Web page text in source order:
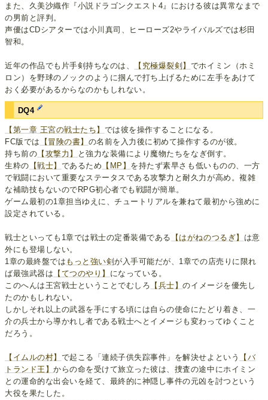
また、久美沙織作『小説ドラゴンクエスト4』における彼は異常なまで
の男前と評判。
声優はCDシアターでは小川真司、ヒーローズ2やライバルズでは杉田
智和。
近年の作品でも片手剣持ちなのは、 【究極爆裂剣】 でホイミン（ホミ
ロン）を野球のノックのように掴んで打ち上げるために左手をあけて
おく必要があるからなのかもしれない。
DQ4
【第一章 王宮の戦士たち】 では彼を操作することになる。
FC版では
【冒険の書】 の名前を入力後に初めて操作するのが彼。
持ち前の 【攻撃力】
と強力な装備により魔物たちをなぎ倒す。
生粋の 【戦士】 であるため 【MP】 を持たず素早さも低いものの、一方
で戦闘において重要なステータスである攻撃力と耐久力が高め。複雑
な補助技もないのでRPG初心者でも戦闘が簡単。
ゲーム最初の1章担当ゆえに、チュートリアルを兼ねて最初から強めに
設定されている。
戦士といっても1章では戦士の定番装備である 【はがねのつるぎ】 は意
外にも登場しない。
1章の最終盤では もっと強い剣が入手可能だが、1章での店売りに限れ
ば最強武器は 【てつのやり】 になっている。
このへんは王宮戦士ということでむしろ 【兵士】のイメージを優先し
たのかもしれない。
しかしそれ以上の武器を手にする頃には自らの使命にたどり着き、一
介の兵士から導かれし者である戦士へとイメージも変わってゆくこと
だろう。
【イムルの村】 で起こる「連続子供失踪事件」を解決せよという
【バ
トランド王】からの命を受けて旅立った彼は、捜査の途中にホイミン
との運命的な出会いを経て、最終的に神隠し事件の元凶を討つという
大役を果たした。